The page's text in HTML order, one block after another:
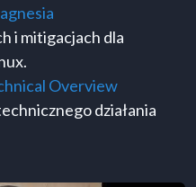
i mitigacjach dla
Overview
działania